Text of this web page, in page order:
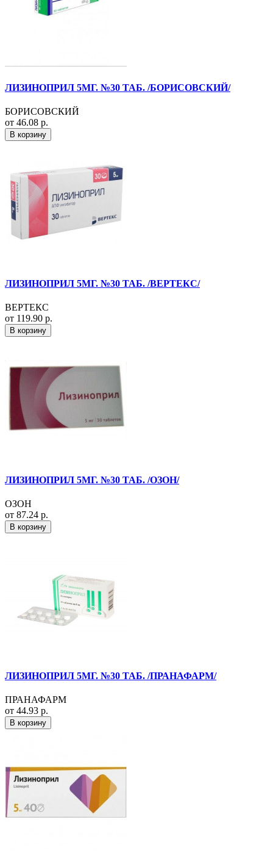
ЛИЗИНОПРИЛ 5МГ. №30 ТАБ. /БОРИСОВСКИЙ/
БОРИСОВСКИЙ
от 46.08 р.
В корзину
ЛИЗИНОПРИЛ 5МГ. №30 ТАБ. /ВЕРТЕКС/
ВЕРТЕКС
от 119.90 р.
В корзину
ЛИЗИНОПРИЛ 5МГ. №30 ТАБ. /ОЗОН/
ОЗОН
от 87.24 р.
В корзину
ЛИЗИНОПРИЛ 5МГ. №30 ТАБ. /ПРАНАФАРМ/
ПРАНАФАРМ
от 44.93 р.
В корзину